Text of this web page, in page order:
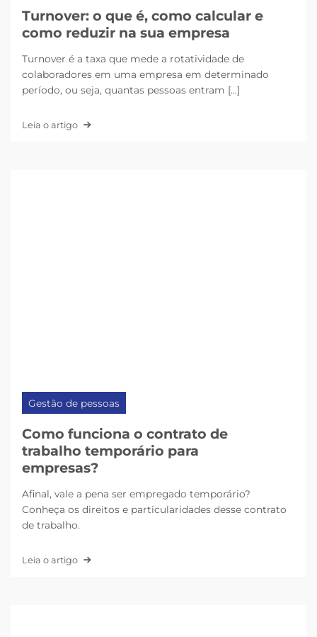
Turnover: o que é, como calcular e
como reduzir na sua empresa
Turnover é a taxa que mede a rotatividade de
colaboradores em uma empresa em determinado
período, ou seja, quantas pessoas entram [...]
Leia o artigo
Gestão de pessoas
Como funciona o contrato de
trabalho temporário para
empresas?
Afinal, vale a pena ser empregado temporário?
Conheça os direitos e particularidades desse contrato
de trabalho.
Leia o artigo